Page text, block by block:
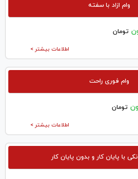
وام ازاد با سفته
تومان
اطلاعات بیشتر >
وام فوری راحت
تومان
اطلاعات بیشتر >
با پایان کار و بدون پایان کار